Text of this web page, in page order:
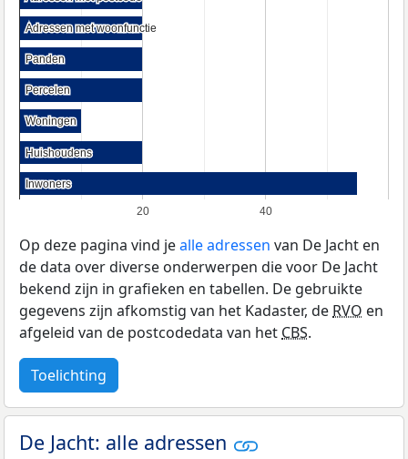
20 40
Adressen met woonfunctie
Adressen met woonfunctie
Panden
Panden
Percelen
Percelen
Woningen
Woningen
Huishoudens
Huishoudens
Inwoners
Inwoners
Op deze pagina vind jealle adressen van De Jacht en
de data over diverse onderwerpen die voor De Jacht
bekend zijn in grafieken en tabellen. De gebruikte
gegevens zijn afkomstig van het Kadaster, deRVO en
afgeleid van de postcodedata van hetCBS.
Toelichting
De Jacht: alle adressen